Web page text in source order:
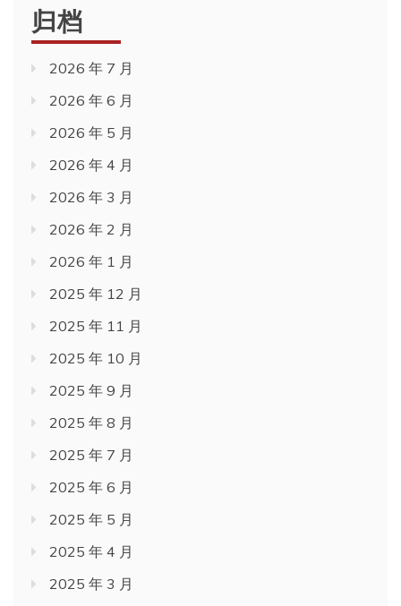
归档
2026 年 7 月
2026 年 6 月
2026 年 5 月
2026 年 4 月
2026 年 3 月
2026 年 2 月
2026 年 1 月
2025 年 12 月
2025 年 11 月
2025 年 10 月
2025 年 9 月
2025 年 8 月
2025 年 7 月
2025 年 6 月
2025 年 5 月
2025 年 4 月
2025 年 3 月